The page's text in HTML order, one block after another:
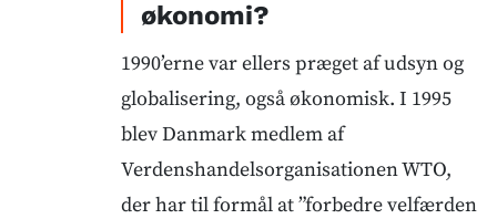
økonomi?
1990’erne var ellers præget af udsyn og
globalisering, også økonomisk. I 1995
blev Danmark medlem af
Verdenshandelsorganisationen WTO,
der har til formål at ”forbedre velfærden